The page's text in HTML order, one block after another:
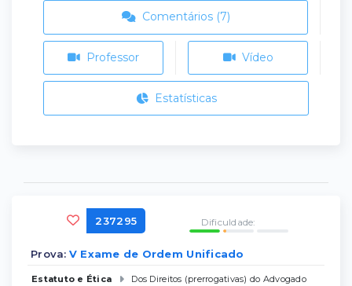
Comentários (7)
Professor Vídeo
Estatísticas
237295 Dificuldade:
Prova: V Exame de Ordem Unificado
Estatuto e Ética Dos Direitos (prerrogativas) do Advogado